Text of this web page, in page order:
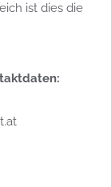
ist dies die